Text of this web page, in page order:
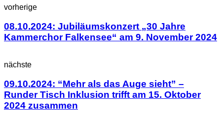
vorherige
08.10.2024: Jubiläumskonzert „30 Jahre
Kammerchor Falkensee“ am 9. November 2024
nächste
09.10.2024: “Mehr als das Auge sieht” –
Runder Tisch Inklusion trifft am 15. Oktober
2024 zusammen